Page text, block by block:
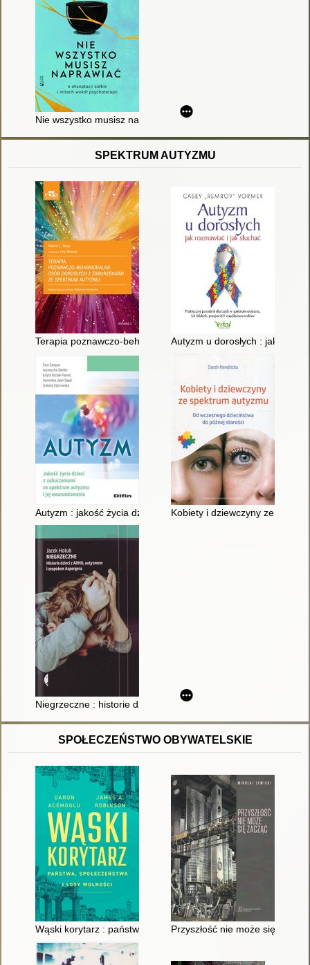
Nie wszystko musisz naprawiać : o akceptacji siebie i mitach
SPEKTRUM AUTYZMU
Terapia poznawczo-behawioralna osób dorosłych z
Autyzm u dorosłych : jak
Autyzm : jakość życia dzieci z zaburzeniami ze spektrum
Kobiety i dziewczyny ze
Niegrzeczne : historie dzieci z ADHD, autyzmem i zespołem
SPOŁECZEŃSTWO OBYWATELSKIE
Wąski korytarz : państwa, społeczeństwa i losy wolności
Przyszłość nie może się